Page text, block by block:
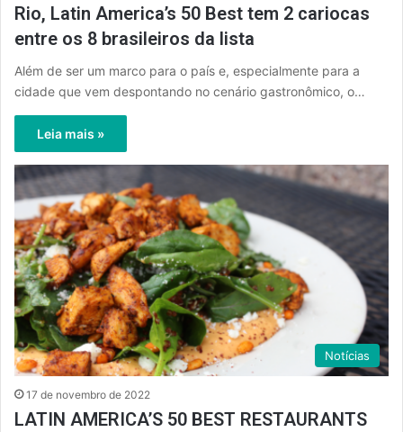
Rio, Latin America’s 50 Best tem 2 cariocas
entre os 8 brasileiros da lista
Além de ser um marco para o país e, especialmente para a
cidade que vem despontando no cenário gastronômico, o…
Leia mais »
Notícias
17 de novembro de 2022
LATIN AMERICA’S 50 BEST RESTAURANTS